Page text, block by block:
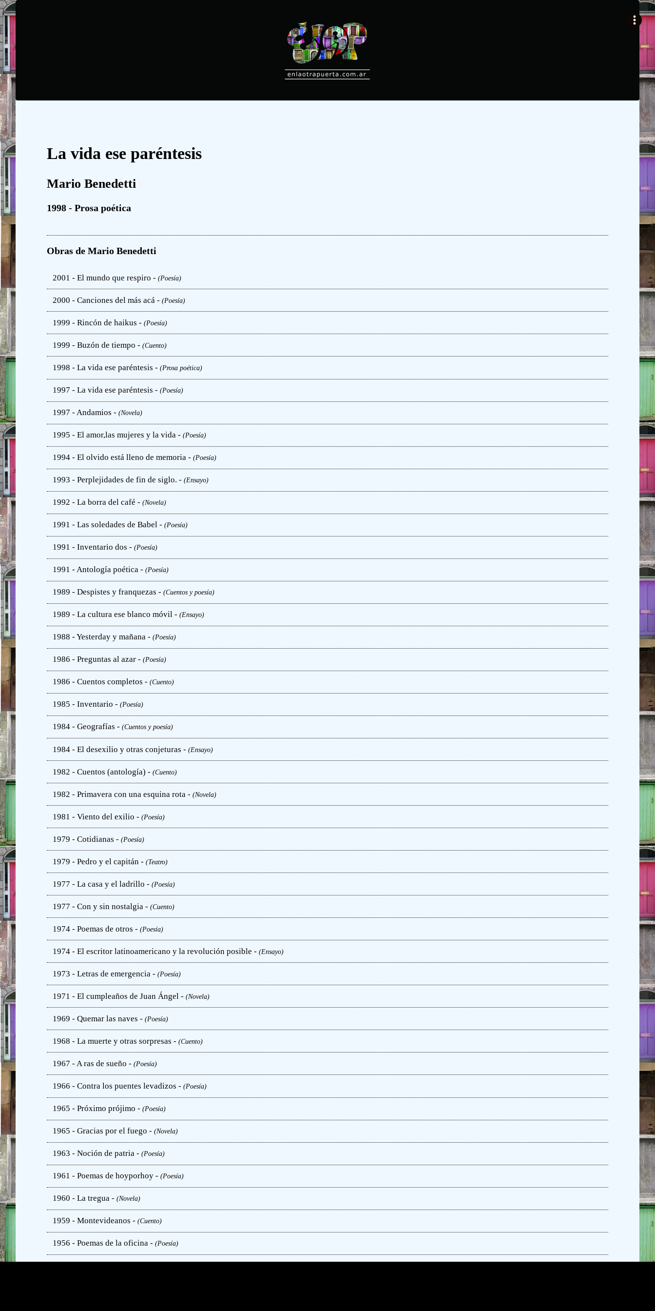
La vida ese paréntesis
Mario Benedetti
1998 - Prosa poética
Obras de Mario Benedetti
2001 - El mundo que respiro - (Poesía)
2000 - Canciones del más acá - (Poesía)
1999 - Rincón de haikus - (Poesía)
1999 - Buzón de tiempo - (Cuento)
1998 - La vida ese paréntesis - (Prosa poética)
1997 - La vida ese paréntesis - (Poesía)
1997 - Andamios - (Novela)
1995 - El amor,las mujeres y la vida - (Poesía)
1994 - El olvido está lleno de memoria - (Poesía)
1993 - Perplejidades de fin de siglo. - (Ensayo)
1992 - La borra del café - (Novela)
1991 - Las soledades de Babel - (Poesía)
1991 - Inventario dos - (Poesía)
1991 - Antología poética - (Poesía)
1989 - Despistes y franquezas - (Cuentos y poesía)
1989 - La cultura ese blanco móvil - (Ensayo)
1988 - Yesterday y mañana - (Poesía)
1986 - Preguntas al azar - (Poesía)
1986 - Cuentos completos - (Cuento)
1985 - Inventario - (Poesía)
1984 - Geografías - (Cuentos y poesía)
1984 - El desexilio y otras conjeturas - (Ensayo)
1982 - Cuentos (antología) - (Cuento)
1982 - Primavera con una esquina rota - (Novela)
1981 - Viento del exilio - (Poesía)
1979 - Cotidianas - (Poesía)
1979 - Pedro y el capitán - (Teatro)
1977 - La casa y el ladrillo - (Poesía)
1977 - Con y sin nostalgia - (Cuento)
1974 - Poemas de otros - (Poesía)
1974 - El escritor latinoamericano y la revolución posible - (Ensayo)
1973 - Letras de emergencia - (Poesía)
1971 - El cumpleaños de Juan Ángel - (Novela)
1969 - Quemar las naves - (Poesía)
1968 - La muerte y otras sorpresas - (Cuento)
1967 - A ras de sueño - (Poesía)
1966 - Contra los puentes levadizos - (Poesía)
1965 - Próximo prójimo - (Poesía)
1965 - Gracias por el fuego - (Novela)
1963 - Noción de patria - (Poesía)
1961 - Poemas de hoyporhoy - (Poesía)
1960 - La tregua - (Novela)
1959 - Montevideanos - (Cuento)
1956 - Poemas de la oficina - (Poesía)